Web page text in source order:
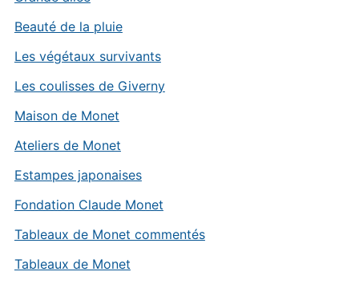
Beauté de la pluie
Les végétaux survivants
Les coulisses de Giverny
Maison de Monet
Ateliers de Monet
Estampes japonaises
Fondation Claude Monet
Tableaux de Monet commentés
Tableaux de Monet